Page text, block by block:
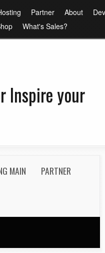
Partner About
What's Sales?
Inspire your
MAIN PARTNER